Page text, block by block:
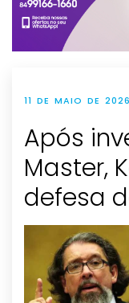
11 DE MAIO DE 2026
Após
Master,
defesa